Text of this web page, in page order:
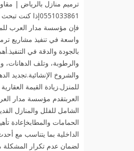
فإن مؤسسة مدار العرب
واسعة في تنفيذ مشاريع
بالجودة والدقة في
والرطوبة، وتلف
والشروخ الإنشائية.تجديد
للمنزل.زيادة القيمة
العربتقدم مؤسسة مدار
الشامل للفلل والمنازل
الحمامات والمطابخإعادة
الداخلية بما يتناسب مع
لضمان عدم تكرار المشكلة